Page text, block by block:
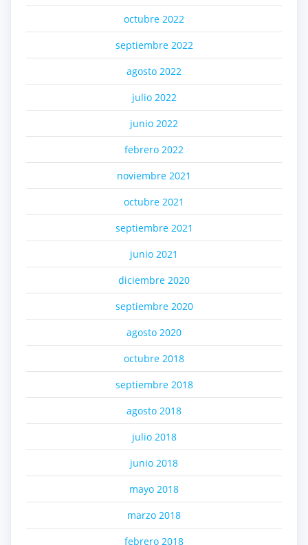
octubre 2022
septiembre 2022
agosto 2022
julio 2022
junio 2022
febrero 2022
noviembre 2021
octubre 2021
septiembre 2021
junio 2021
diciembre 2020
septiembre 2020
agosto 2020
octubre 2018
septiembre 2018
agosto 2018
julio 2018
junio 2018
mayo 2018
marzo 2018
febrero 2018